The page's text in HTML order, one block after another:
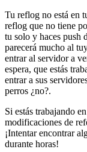
Tu reflog no está en
reflog que no tiene
tu solo y haces push
parecerá mucho al
entrar al servidor a
espera, que estás
entrar a sus
perros ¿no?.
Si estás trabajando
modificaciones de
¡Intentar encontrar
durante horas!